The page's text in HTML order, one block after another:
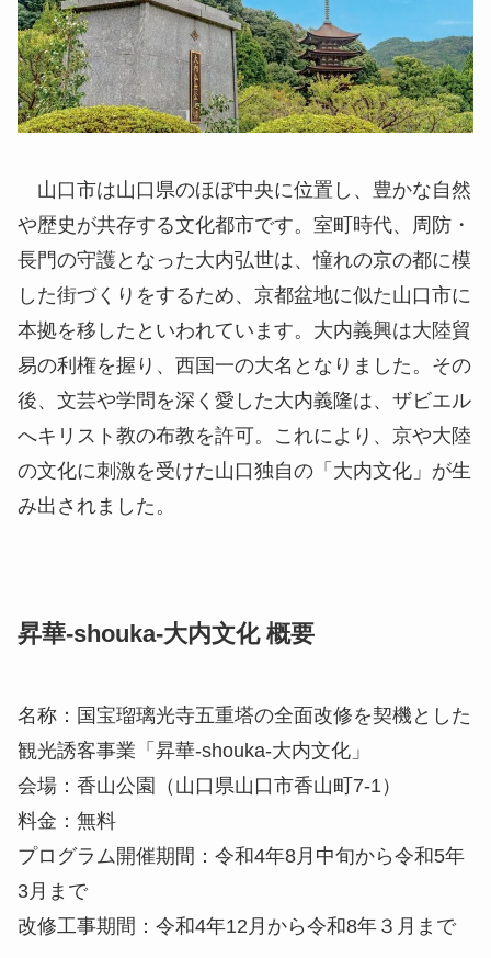
山口市は山口県のほぼ中央に位置し、豊かな自然
や歴史が共存する文化都市です。室町時代、周防・
長門の守護となった大内弘世は、憧れの京の都に模
した街づくりをするため、京都盆地に似た山口市に
本拠を移したといわれています。大内義興は大陸貿
易の利権を握り、西国一の大名となりました。その
後、文芸や学問を深く愛した大内義隆は、ザビエル
へキリスト教の布教を許可。これにより、京や大陸
の文化に刺激を受けた山口独自の「大内文化」が生
み出されました。
昇華-shouka-大内文化 概要
名称：国宝瑠璃光寺五重塔の全面改修を契機とした
観光誘客事業「昇華-shouka-大内文化」
会場：香山公園（山口県山口市香山町7-1）
料金：無料
プログラム開催期間：令和4年8月中旬から令和5年
3月まで
改修工事期間：令和4年12月から令和8年３月まで